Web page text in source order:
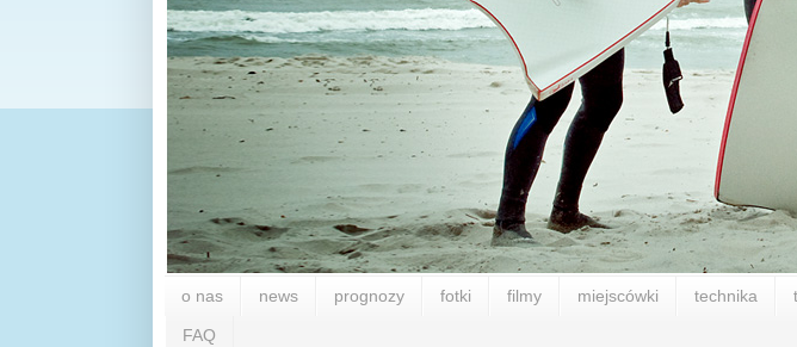
o nas news prognozy fotki filmy miejscówki technika
FAQ